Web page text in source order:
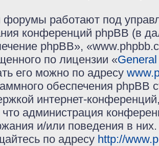
работают под
конференций phpBB (в
phpBB»,
по лицензии «
его можно по адресу
обеспечения phpBB
интернет-
что администрация
и/или поведения в
по адресу http://